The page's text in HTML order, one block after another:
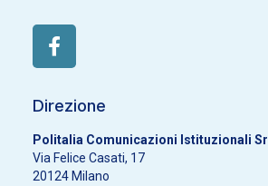
Direzione
Politalia Comunicazioni Istituzionali Srl
Via Felice Casati, 17
20124 Milano